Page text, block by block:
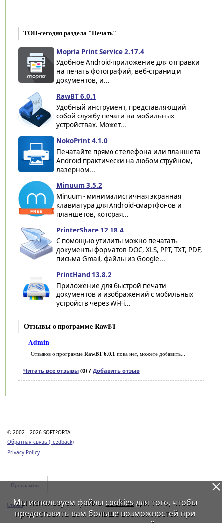
ТОП-сегодня раздела "Печать"
Mopria Print Service 2.17.4
Удобное Android-приложение для отправки
на печать фотографий, веб-страниц и
документов, и...
RawBT 6.0.1
Удобный инструмент, представляющий
собой службу печати на мобильных
устройствах. Может...
NokoPrint 4.1.0
Печатайте прямо с телефона или планшета
Android практически на любом струйном,
лазерном...
Minuum 3.5.2
Minuum - минималистичная экранная
клавиатура для Android-смартфонов и
планшетов, которая...
PrinterShare 12.18.4
С помощью утилиты можно печатать
документы форматов DOC, XLS, PPT, TXT, PDF,
письма Gmail, файлы из Google...
PrintHand 13.8.2
Приложение для быстрой печати
документов и изображений с мобильных
устройств через Wi-Fi...
Отзывы о программе RawBT
Admin
Отзывов о программе RawBT 6.0.1 пока нет, можете добавить...
Читать все отзывы(0) / Добавить отзыв
© 2002—2026 SOFTPORTAL
Обратная связь (Feedback)
Privacy Policy
Программы
Статьи
Мы используем файлы cookiesдля того, чтобы
предоставить вам больше возможностей при